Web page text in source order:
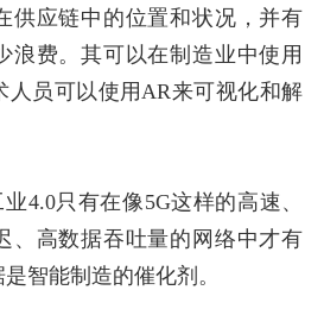
供应链中的位置和状况，并有
浪费。其可以在制造业中使用
人员可以使用AR来可视化和解
业4.0只有在像5G这样的高速、
、高数据吞吐量的网络中才有
智能制造的催化剂。